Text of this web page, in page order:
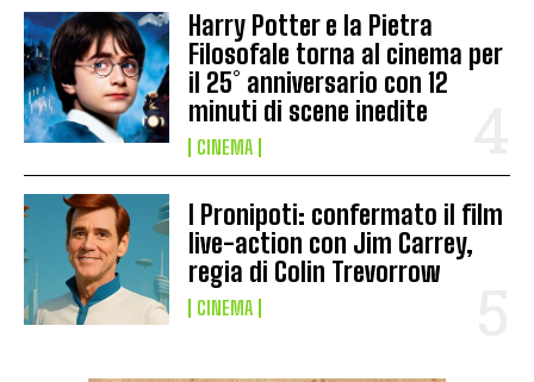
Harry Potter e la Pietra
Filosofale torna al cinema per
il 25° anniversario con 12
minuti di scene inedite
CINEMA
I Pronipoti: confermato il film
live-action con Jim Carrey,
regia di Colin Trevorrow
CINEMA